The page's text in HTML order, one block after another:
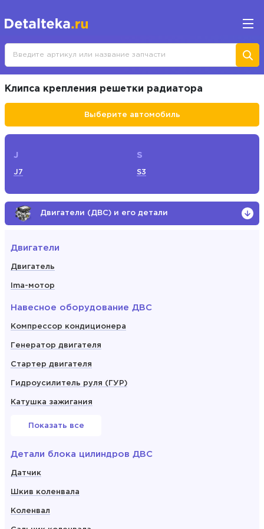
Клипса крепления решетки радиатора
Выберите автомобиль
J
J7
S
S3
Двигатели (ДВС) и его детали
Двигатели
Двигатель
Ima-мотор
Навесное оборудование ДВС
Компрессор кондиционера
Генератор двигателя
Стартер двигателя
Гидроусилитель руля (ГУР)
Катушка зажигания
Показать все
Детали блока цилиндров ДВС
Датчик
Шкив коленвала
Коленвал